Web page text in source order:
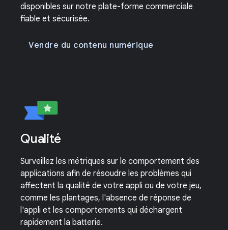
disponibles sur notre plate-forme commerciale
fiable et sécurisée.
Vendre du contenu numérique
Qualité
Surveillez les métriques sur le comportement des
applications afin de résoudre les problèmes qui
affectent la qualité de votre appli ou de votre jeu,
comme les plantages, l'absence de réponse de
l'appli et les comportements qui déchargent
rapidement la batterie.